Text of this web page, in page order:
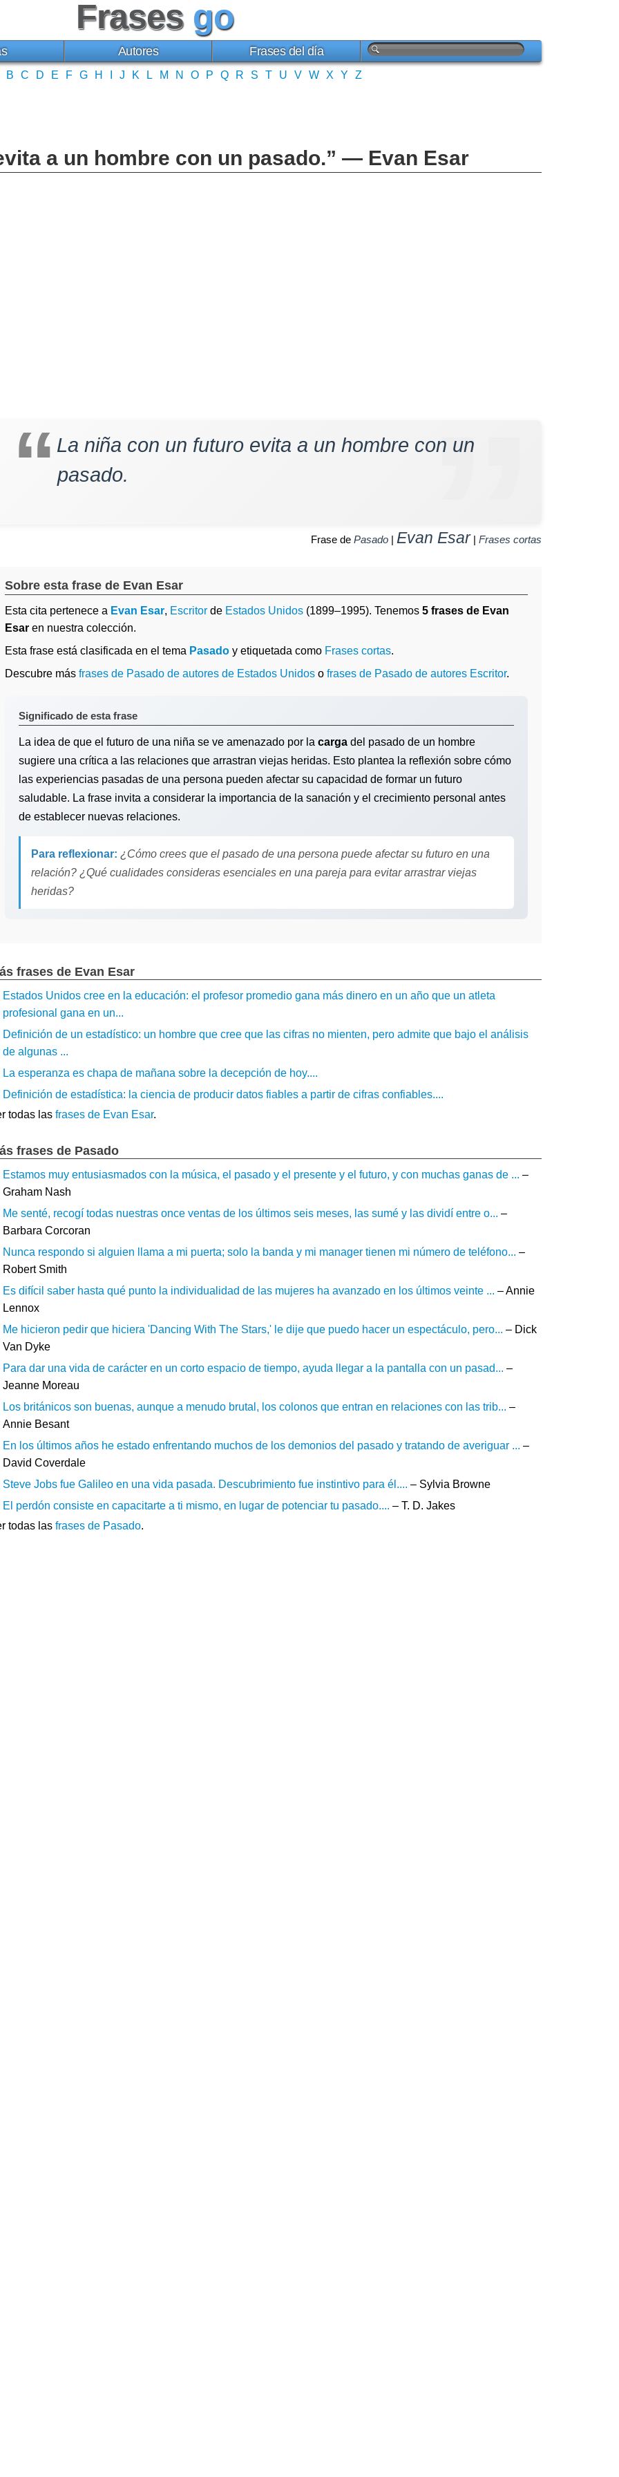
Frases go
Autores Frases del día
B C D E F G H J K L M N O P Q R S T U V W X Y Z
a un hombre con un pasado.” — Evan Esar
La niña con un futuro evita a un hombre con un
pasado.
Frase de Pasado | Evan Esar| Frases cortas
Sobre esta frase de Evan Esar
Esta cita pertenece a Evan Esar, Escritor de Estados Unidos (1899–1995). Tenemos 5 frases de Evan
Esar en nuestra colección.
Esta frase está clasificada en el tema Pasado y etiquetada como Frases cortas.
Descubre más frases de Pasado de autores de Estados Unidos o frases de Pasado de autores Escritor.
Significado de esta frase
La idea de que el futuro de una niña se ve amenazado por la carga del pasado de un hombre
sugiere una crítica a las relaciones que arrastran viejas heridas. Esto plantea la reflexión sobre cómo
las experiencias pasadas de una persona pueden afectar su capacidad de formar un futuro
saludable. La frase invita a considerar la importancia de la sanación y el crecimiento personal antes
de establecer nuevas relaciones.
Para reflexionar: ¿Cómo crees que el pasado de una persona puede afectar su futuro en una
relación? ¿Qué cualidades consideras esenciales en una pareja para evitar arrastrar viejas
heridas?
frases de Evan Esar
Estados Unidos cree en la educación: el profesor promedio gana más dinero en un año que un atleta
profesional gana en un...
Definición de un estadístico: un hombre que cree que las cifras no mienten, pero admite que bajo el análisis
de algunas ...
La esperanza es chapa de mañana sobre la decepción de hoy....
Definición de estadística: la ciencia de producir datos fiables a partir de cifras confiables....
todas las frases de Evan Esar.
frases de Pasado
Estamos muy entusiasmados con la música, el pasado y el presente y el futuro, y con muchas ganas de ... –
Graham Nash
Me senté, recogí todas nuestras once ventas de los últimos seis meses, las sumé y las dividí entre o... –
Barbara Corcoran
Nunca respondo si alguien llama a mi puerta; solo la banda y mi manager tienen mi número de teléfono... –
Robert Smith
Es difícil saber hasta qué punto la individualidad de las mujeres ha avanzado en los últimos veinte ... – Annie
Lennox
Me hicieron pedir que hiciera 'Dancing With The Stars,' le dije que puedo hacer un espectáculo, pero... – Dick
Van Dyke
Para dar una vida de carácter en un corto espacio de tiempo, ayuda llegar a la pantalla con un pasad... –
Jeanne Moreau
Los británicos son buenas, aunque a menudo brutal, los colonos que entran en relaciones con las trib... –
Annie Besant
En los últimos años he estado enfrentando muchos de los demonios del pasado y tratando de averiguar ... –
David Coverdale
Steve Jobs fue Galileo en una vida pasada. Descubrimiento fue instintivo para él.... – Sylvia Browne
El perdón consiste en capacitarte a ti mismo, en lugar de potenciar tu pasado.... – T. D. Jakes
todas las frases de Pasado.